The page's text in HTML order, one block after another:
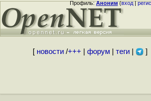
Профиль:Аноним(вход|
[ новости/+++ форум| теги| ]